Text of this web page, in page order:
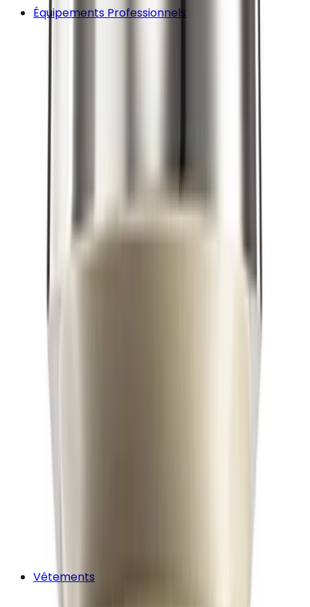
Équipements Professionnels
Vêtements